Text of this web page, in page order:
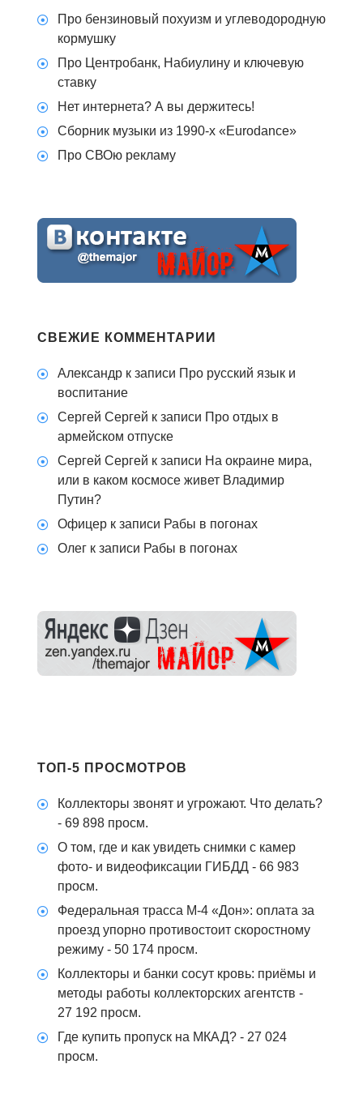
Про бензиновый похуизм и углеводородную
кормушку
Про Центробанк, Набиулину и ключевую
ставку
Нет интернета? А вы держитесь!
Сборник музыки из 1990-х «Eurodance»
Про СВОю рекламу
СВЕЖИЕ КОММЕНТАРИИ
Александр к записи Про русский язык и
воспитание
Сергей Сергей к записи Про отдых в
армейском отпуске
Сергей Сергей к записи На окраине мира,
или в каком космосе живет Владимир
Путин?
Офицер к записи Рабы в погонах
Олег к записи Рабы в погонах
ТОП-5 ПРОСМОТРОВ
Коллекторы звонят и угрожают. Что делать?
- 69 898 просм.
О том, где и как увидеть снимки с камер
фото- и видеофиксации ГИБДД - 66 983
просм.
Федеральная трасса М-4 «Дон»: оплата за
проезд упорно противостоит скоростному
режиму - 50 174 просм.
Коллекторы и банки сосут кровь: приёмы и
методы работы коллекторских агентств -
27 192 просм.
Где купить пропуск на МКАД? - 27 024
просм.